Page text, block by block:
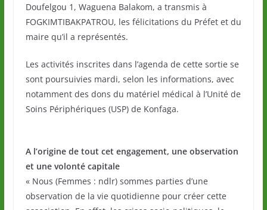
Doufelgou 1, Waguena Balakom, a transmis à
FOGKIMTIBAKPATROU, les félicitations du Préfet et du
maire qu’il a représentés.
Les activités inscrites dans l’agenda de cette sortie se
sont poursuivies mardi, selon les informations, avec
notamment des dons du matériel médical à l’Unité de
Soins Périphériques (USP) de Konfaga.
A l’origine de tout cet engagement, une observation
et une volonté capitale
« Nous (Femmes : ndlr) sommes parties d’une
observation de la vie quotidienne pour créer cette